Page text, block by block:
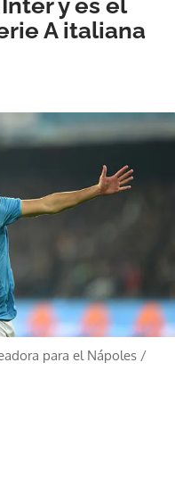
y es el
A italiana
para el Nápoles /